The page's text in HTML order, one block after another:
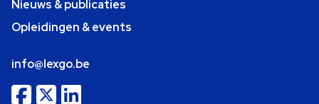
Nieuws & publicaties
Opleidingen & events
info@lexgo.be